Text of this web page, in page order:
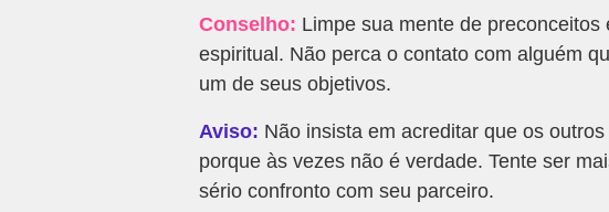
Conselho: Limpe sua mente de
espiritual. Não perca o contato com alguém
um de seus objetivos.
Aviso: Não insista em acreditar que os
porque às vezes não é verdade. Tente ser
sério confronto com seu parceiro.